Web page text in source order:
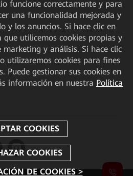
funcione correctamente y para
una funcionalidad mejorada y
y los anuncios. Si hace clic en
utilicemos cookies propias y
marketing y análisis. Si hace clic
utilizaremos cookies para fines
Puede gestionar sus cookies en
información en nuestra Política
DE COOKIES >